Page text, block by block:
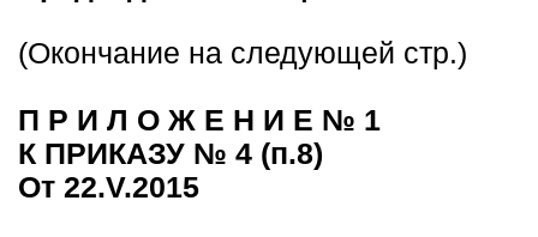
(Окончание на следующей стр.)
П Р И Л О Ж Е Н И Е № 1
К ПРИКАЗУ № 4 (п.8)
От 22.V.2015